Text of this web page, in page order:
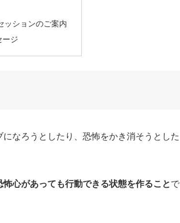
ッションのご案内
ージ
なろうとしたり、恐怖をかき消そうとした
怖心があっても行動できる状態を作ること で